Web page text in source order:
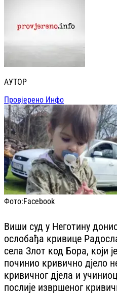
АУТОР
Провјерено Инфо
Фото:Facebook
Виши суд у Неготину
ослобађа кривице
села Злот код Бора, који
починио кривично дјело
кривичног дјела и
послије извршеног